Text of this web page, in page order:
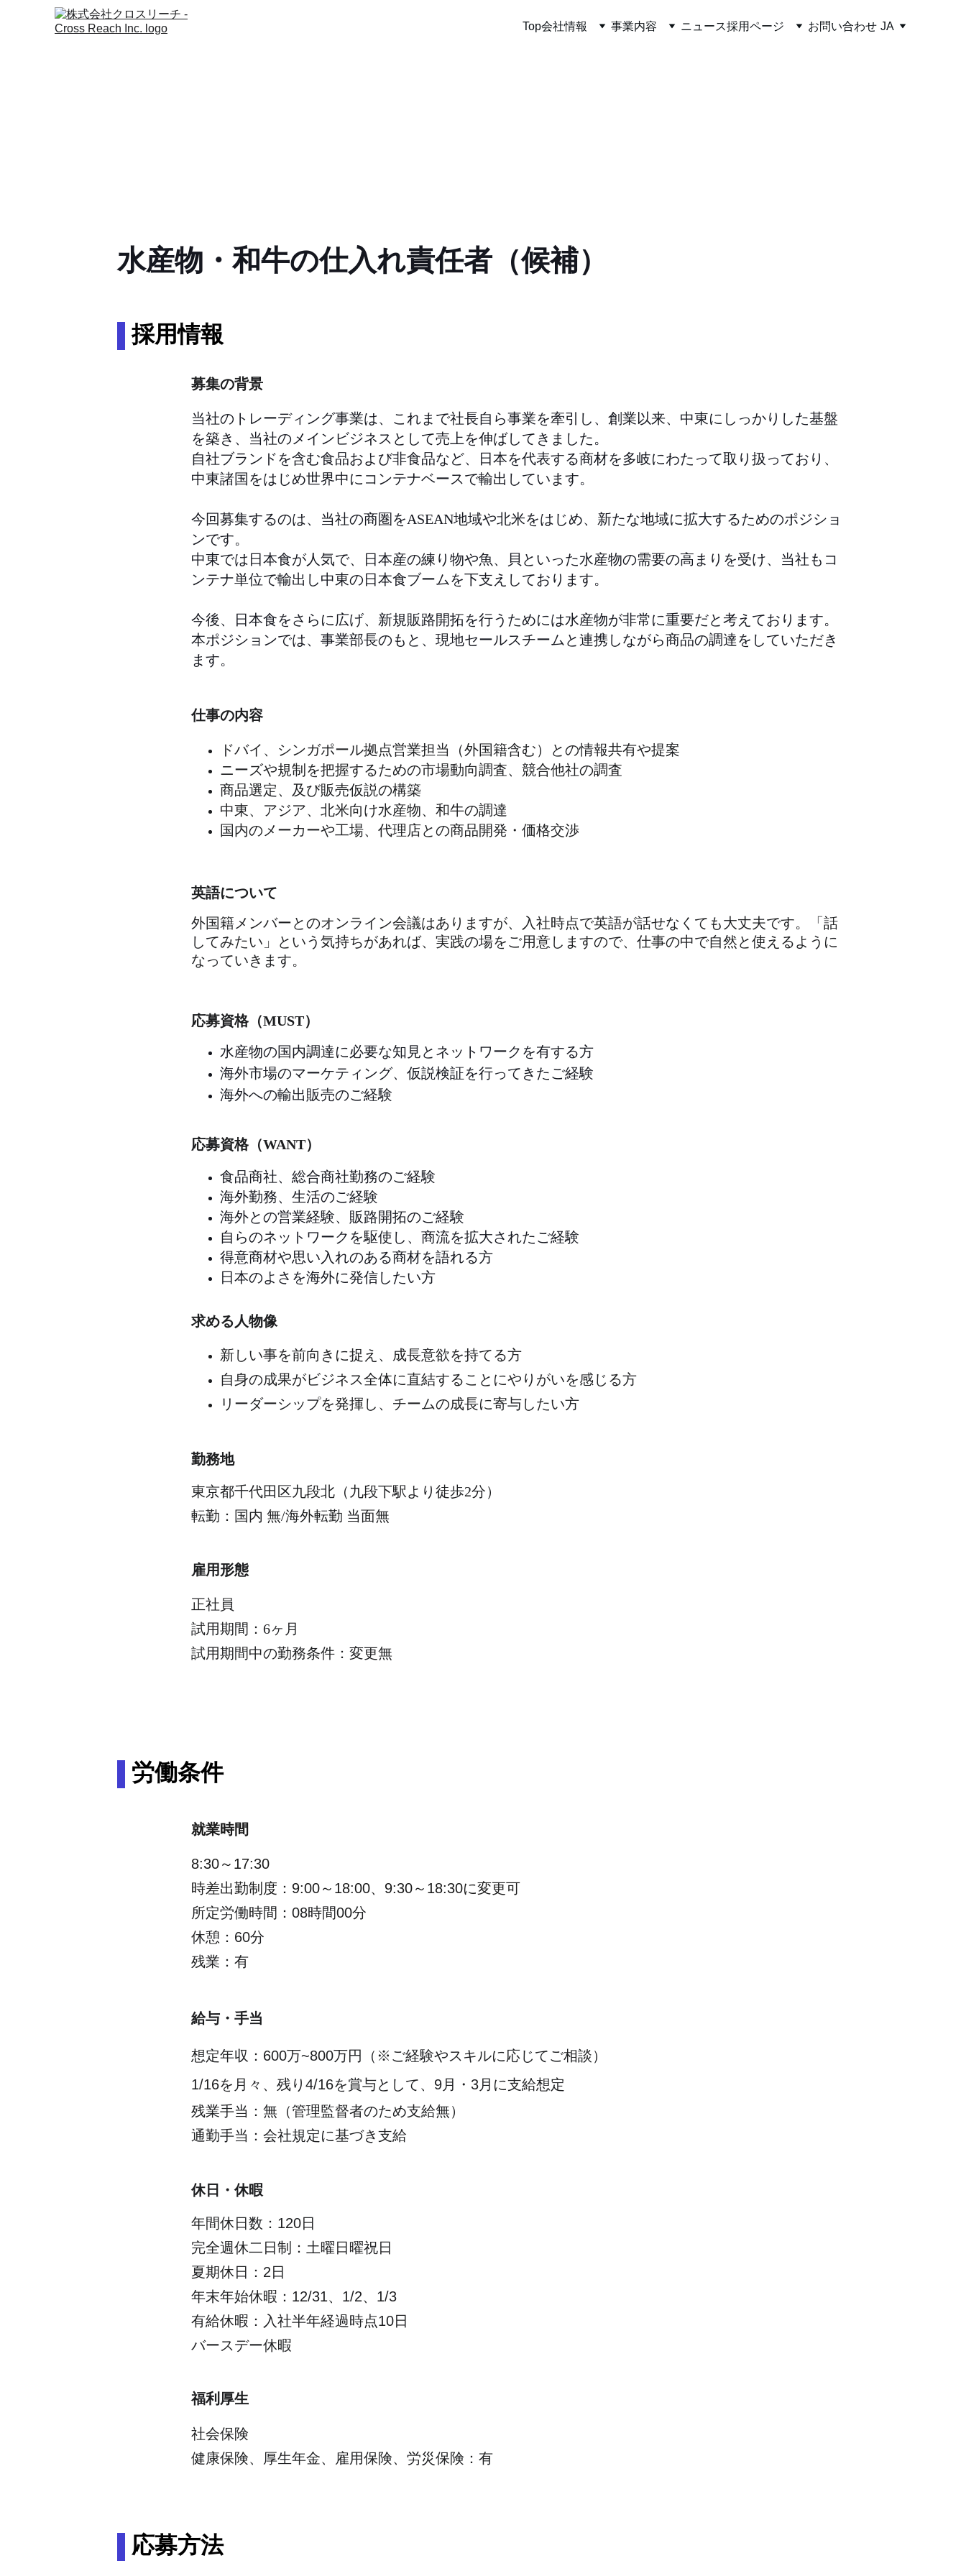
Top会社情報 事業内容 ニュース採用ページ お問い合わせ JA
募集の背景
当社のトレーディング事業は、これまで社長自ら事業を牽引し、創業以来、中東にしっかりした基盤
を築き、当社のメインビジネスとして売上を伸ばしてきました。
自社ブランドを含む食品および非食品など、日本を代表する商材を多岐にわたって取り扱っており、
中東諸国をはじめ世界中にコンテナベースで輸出しています。
今回募集するのは、当社の商圏をASEAN地域や北米をはじめ、新たな地域に拡大するためのポジショ
ンです。
中東では日本食が人気で、日本産の練り物や魚、貝といった水産物の需要の高まりを受け、当社もコ
ンテナ単位で輸出し中東の日本食ブームを下支えしております。
今後、日本食をさらに広げ、新規販路開拓を行うためには水産物が非常に重要だと考えております。
本ポジションでは、事業部長のもと、現地セールスチームと連携しながら商品の調達をしていただき
ます。
仕事の内容
ドバイ、シンガポール拠点営業担当（外国籍含む）との情報共有や提案
ニーズや規制を把握するための市場動向調査、競合他社の調査
商品選定、及び販売仮説の構築
中東、アジア、北米向け水産物、和牛の調達
国内のメーカーや工場、代理店との商品開発・価格交渉
英語について
外国籍メンバーとのオンライン会議はありますが、入社時点で英語が話せなくても大丈夫です。「話
してみたい」という気持ちがあれば、実践の場をご用意しますので、仕事の中で自然と使えるように
なっていきます。
応募資格（MUST）
水産物の国内調達に必要な知見とネットワークを有する方
海外市場のマーケティング、仮説検証を行ってきたご経験
海外への輸出販売のご経験
応募資格（WANT）
食品商社、総合商社勤務のご経験
海外勤務、生活のご経験
海外との営業経験、販路開拓のご経験
自らのネットワークを駆使し、商流を拡大されたご経験
得意商材や思い入れのある商材を語れる方
日本のよさを海外に発信したい方
求める人物像
新しい事を前向きに捉え、成長意欲を持てる方
自身の成果がビジネス全体に直結することにやりがいを感じる方
リーダーシップを発揮し、チームの成長に寄与したい方
勤務地
東京都千代田区九段北（九段下駅より徒歩2分）
転勤：国内 無/海外転勤 当面無
雇用形態
正社員
試用期間：6ヶ月
試用期間中の勤務条件：変更無
水産物・和牛の仕入れ責任者（候補）
採用情報
就業時間
8:30～17:30
時差出勤制度：9:00～18:00、9:30～18:30に変更可
所定労働時間：08時間00分
休憩：60分
残業：有
給与・手当
想定年収：600万~800万円（※ご経験やスキルに応じてご相談）
1/16を月々、残り4/16を賞与として、9月・3月に支給想定
残業手当：無（管理監督者のため支給無）
通勤手当：会社規定に基づき支給
休日・休暇
年間休日数：120日
完全週休二日制：土曜日曜祝日
夏期休日：2日
年末年始休暇：12/31、1/2、1/3
有給休暇：入社半年経過時点10日
バースデー休暇
福利厚生
社会保険
健康保険、厚生年金、雇用保険、労災保険：有
労働条件
応募方法